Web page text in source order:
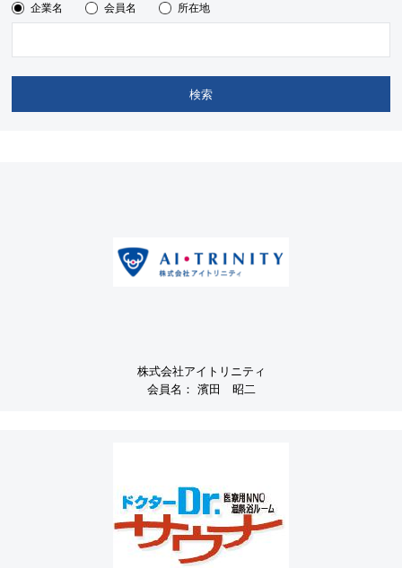
企業名 会員名 所在地
検索
株式会社アイトリニティ
会員名： 濱田 昭二